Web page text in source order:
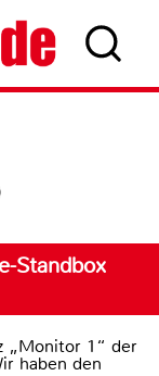
Standbox
„Monitor 1“ der
haben den